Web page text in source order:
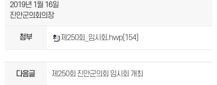
2019년 1 월 16일
진안군의회의장
첨부 제250회_임시회.hwp [154]
다음글 제250회 진안군의회 임시회 개최